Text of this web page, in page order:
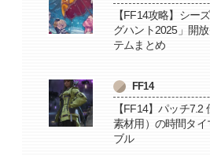
【FF14攻略】シー
グハント2025」開
テムまとめ
FF14
【FF14】パッチ
素材用）の時間タ
ブル